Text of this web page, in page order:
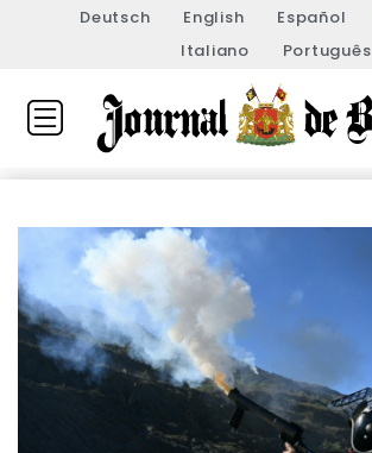
Deutsch English Español
Italiano
Português